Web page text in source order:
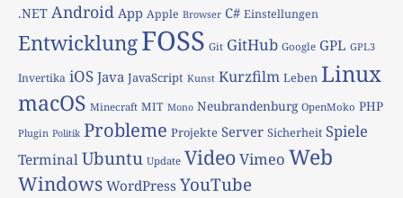
.NET Android App Apple Browser C# Einstellungen
EntwicklungFOSS Git GitHub Google GPL GPL3
Invertika iOS Java JavaScript Kunst Kurzfilm Leben Linux
macOS Minecraft MIT Mono Neubrandenburg OpenMoko PHP
Plugin Politik Probleme Projekte Server Sicherheit Spiele
TerminalUbuntu Update VideoVimeo Web
Windows WordPress YouTube